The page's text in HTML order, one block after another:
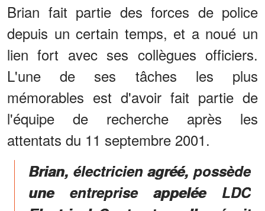
Brian fait partie des forces de police
depuis un certain temps, et a noué un
lien fort avec ses collègues officiers.
L'une de ses tâches les plus
mémorables est d'avoir fait partie de
l'équipe de recherche après les
attentats du 11 septembre 2001.
Brian, électricien agréé, possède
une entreprise appelée LDC